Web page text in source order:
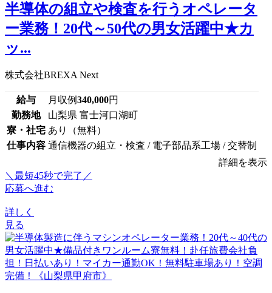
半導体の組立や検査を行うオペレータ
ー業務！20代～50代の男女活躍中★カ
ッ...
株式会社BREXA Next
給与 月収例340,000円
勤務地
山梨県 富士河口湖町
寮・社宅 あり（無料）
仕事内容 通信機器の組立・検査 / 電子部品系工場 / 交替制
詳細を表示
＼最短45秒で完了／
応募へ進む
詳しく
見る